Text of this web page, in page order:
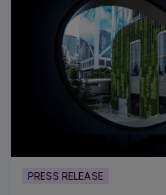
PRESS RELEASE